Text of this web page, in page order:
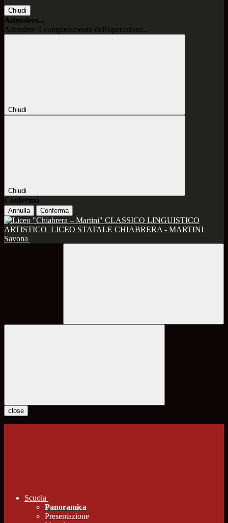
Chiudi
Attendere...
Attendere il completamento dell'operazione...
Chiudi
Chiudi
Conferma
Annulla Conferma
CLASSICO LINGUISTICO
ARTISTICO LICEO STATALE CHIABRERA - MARTINI
Savona
close
Scuola
Panoramica
Presentazione